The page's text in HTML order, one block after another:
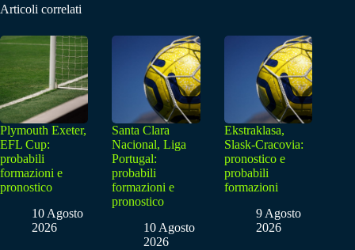
Articoli correlati
Plymouth Exeter,
EFL Cup:
probabili
formazioni e
pronostico
10 Agosto
2026
Santa Clara
Nacional, Liga
Portugal:
probabili
formazioni e
pronostico
10 Agosto
2026
Ekstraklasa,
Slask-Cracovia:
pronostico e
probabili
formazioni
9 Agosto
2026